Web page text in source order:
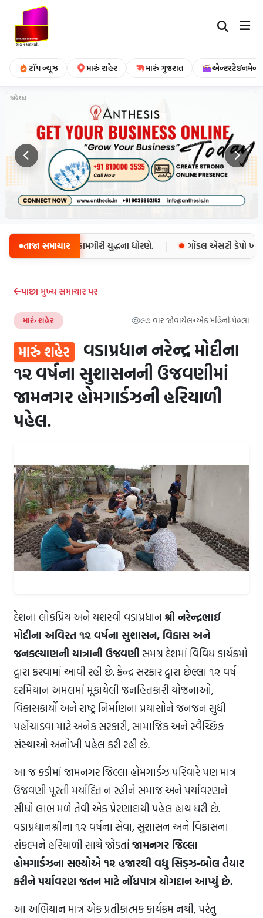
ટૉપ ન્યૂઝ મારું શહેર મારું ગુજરાત એન્ટરટેઇનમેન્ટ
જાહેરાત
તાજા સમાચાર
આશંકા; બચાવ કામગીરી યુદ્ધના ધોરણે. | ગોંડલ એસટી ડેપો ખાતે
પાછા મુખ્ય સમાચાર પર
મારું શહેર ૯૭ વાર જોવાયેલ•એક મહિનો પેહલા
મારું શહેર
વડાપ્રધાન નરેન્દ્ર મોદીના
૧૨ વર્ષના સુશાસનની ઉજવણીમાં
જામનગર હોમગાર્ડઝની હરિયાળી
પહેલ.
દેશના લોકપ્રિય અને યશસ્વી વડાપ્રધાન શ્રી નરેન્દ્રભાઈ
મોદીના અવિરત ૧૨ વર્ષના સુશાસન, વિકાસ અને
જનકલ્યાણની યાત્રાની ઉજવણીસમગ્ર દેશમાં વિવિધ કાર્યક્રમો
દ્વારા કરવામાં આવી રહી છે. કેન્દ્ર સરકાર દ્વારા છેલ્લા ૧૨ વર્ષ
દરમિયાન અમલમાં મૂકાયેલી જનહિતકારી યોજનાઓ,
વિકાસકાર્યો અને રાષ્ટ્ર નિર્માણના પ્રયાસોને જનજન સુધી
પહોંચાડવા માટે અનેક સરકારી, સામાજિક અને સ્વૈચ્છિક
સંસ્થાઓ અનોખી પહેલ કરી રહી છે.
આ જ કડીમાં જામનગર જિલ્લા હોમગાર્ડઝ પરિવારે પણ માત્ર
ઉજવણી પૂરતી મર્યાદિત ન રહીને સમાજ અને પર્યાવરણને
સીધો લાભ મળે તેવી એક પ્રેરણાદાયી પહેલ હાથ ધરી છે.
વડાપ્રધાનશ્રીના ૧૨ વર્ષના સેવા, સુશાસન અને વિકાસના
સંકલ્પને હરિયાળી સાથે જોડતાંજામનગર જિલ્લા
હોમગાર્ડઝના સભ્યોએ ૧૨ હજારથી વધુ સિડ્ઝ-બોલ તૈયાર
કરીને પર્યાવરણ જતન માટે નોંધપાત્ર યોગદાન આપ્યું છે.
આ અભિયાન માત્ર એક પ્રતીકાત્મક કાર્યક્રમ નથી, પરંતુ